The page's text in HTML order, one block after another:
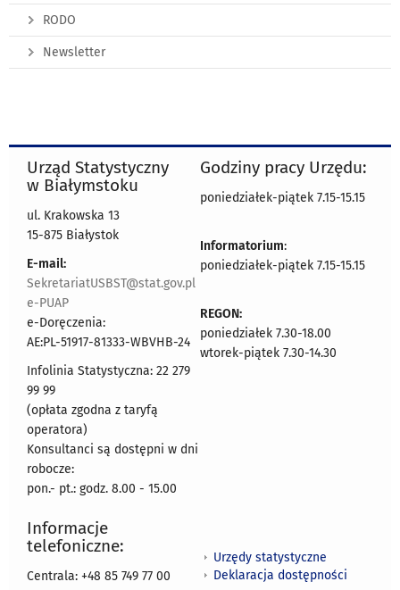
RODO
Newsletter
Urząd Statystyczny
w Białymstoku
ul. Krakowska 13
15-875 Białystok
E-mail:
SekretariatUSBST@stat.gov.pl
e-PUAP
e-Doręczenia:
AE:PL-51917-81333-WBVHB-24
Infolinia Statystyczna: 22 279
99 99
(opłata zgodna z taryfą
operatora)
Konsultanci są dostępni w dni
robocze:
pon.- pt.: godz. 8.00 - 15.00
Godziny pracy Urzędu:
poniedziałek-piątek 7.15-15.15
Informatorium:
poniedziałek-piątek 7.15-15.15
REGON:
poniedziałek 7.30-18.00
wtorek-piątek 7.30-14.30
Informacje
telefoniczne:
Centrala: +48 85 749 77 00
Urzędy statystyczne
Deklaracja dostępności